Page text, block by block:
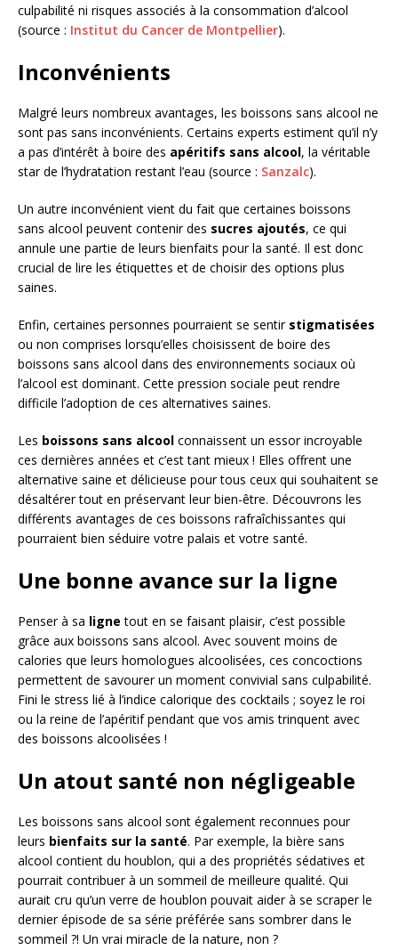
culpabilité ni risques associés à la consommation d’alcool
(source : Institut du Cancer de Montpellier).
Inconvénients
Malgré leurs nombreux avantages, les boissons sans alcool ne
sont pas sans inconvénients. Certains experts estiment qu’il n’y
a pas d’intérêt à boire des apéritifs sans alcool, la véritable
star de l’hydratation restant l’eau (source : Sanzalc).
Un autre inconvénient vient du fait que certaines boissons
sans alcool peuvent contenir des sucres ajoutés, ce qui
annule une partie de leurs bienfaits pour la santé. Il est donc
crucial de lire les étiquettes et de choisir des options plus
saines.
Enfin, certaines personnes pourraient se sentir stigmatisées
ou non comprises lorsqu’elles choisissent de boire des
boissons sans alcool dans des environnements sociaux où
l’alcool est dominant. Cette pression sociale peut rendre
difficile l’adoption de ces alternatives saines.
Les boissons sans alcool connaissent un essor incroyable
ces dernières années et c’est tant mieux ! Elles offrent une
alternative saine et délicieuse pour tous ceux qui souhaitent se
désaltérer tout en préservant leur bien-être. Découvrons les
différents avantages de ces boissons rafraîchissantes qui
pourraient bien séduire votre palais et votre santé.
Une bonne avance sur la ligne
Penser à sa ligne tout en se faisant plaisir, c’est possible
grâce aux boissons sans alcool. Avec souvent moins de
calories que leurs homologues alcoolisées, ces concoctions
permettent de savourer un moment convivial sans culpabilité.
Fini le stress lié à l’indice calorique des cocktails ; soyez le roi
ou la reine de l’apéritif pendant que vos amis trinquent avec
des boissons alcoolisées !
Un atout santé non négligeable
Les boissons sans alcool sont également reconnues pour
leurs bienfaits sur la santé. Par exemple, la bière sans
alcool contient du houblon, qui a des propriétés sédatives et
pourrait contribuer à un sommeil de meilleure qualité. Qui
aurait cru qu’un verre de houblon pouvait aider à se scraper le
dernier épisode de sa série préférée sans sombrer dans le
sommeil ?! Un vrai miracle de la nature, non ?